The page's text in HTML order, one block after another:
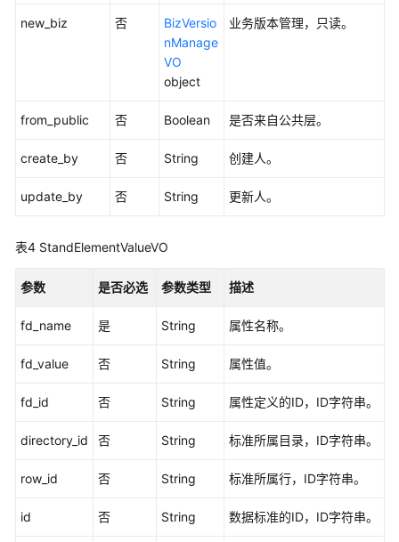
口
准
ListAllStandards
CreateStandard
new_biz 否
BizVersio
nManage
VO
object
业务版本管理，只读。
from_public 否 Boolean 是否来自公共层。
create_by 否 String 创建人。
update_by 否 String 更新人。
表4 StandElementValueVO
参数 是否必选 参数类型 描述
fd_name 是 String 属性名称。
fd_value 否 String 属性值。
fd_id 否 String 属性定义的ID，ID字符串。
directory_id 否 String 标准所属目录，ID字符串。
row_id 否 String 标准所属行，ID字符串。
id 否 String 数据标准的ID，ID字符串。